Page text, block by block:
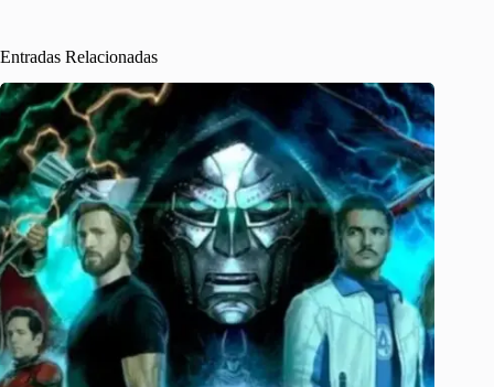
Entradas Relacionadas